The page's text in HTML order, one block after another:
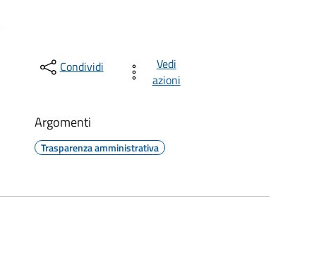
Condividi
Vedi
azioni
Argomenti
Trasparenza amministrativa